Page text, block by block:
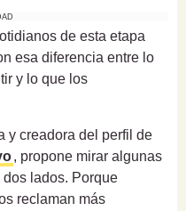
de esta etapa
esa diferencia entre lo
y lo que los
y creadora del perfil de
, propone mirar algunas
lados. Porque
reclaman más